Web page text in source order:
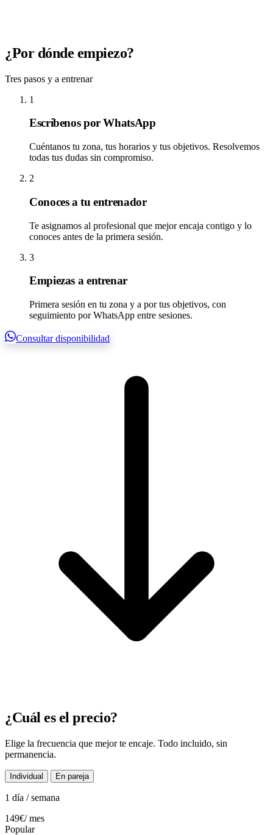
¿Por dónde empiezo?
Tres pasos y a entrenar
1
Escríbenos por WhatsApp
Cuéntanos tu zona, tus horarios y tus objetivos. Resolvemos
todas tus dudas sin compromiso.
2
Conoces a tu entrenador
Te asignamos al profesional que mejor encaja contigo y lo
conoces antes de la primera sesión.
3
Empiezas a entrenar
Primera sesión en tu zona y a por tus objetivos, con
seguimiento por WhatsApp entre sesiones.
Consultar disponibilidad
¿Cuál es el precio?
Elige la frecuencia que mejor te encaje. Todo incluido, sin
permanencia.
Individual En pareja
1 día / semana
149€/ mes
Popular